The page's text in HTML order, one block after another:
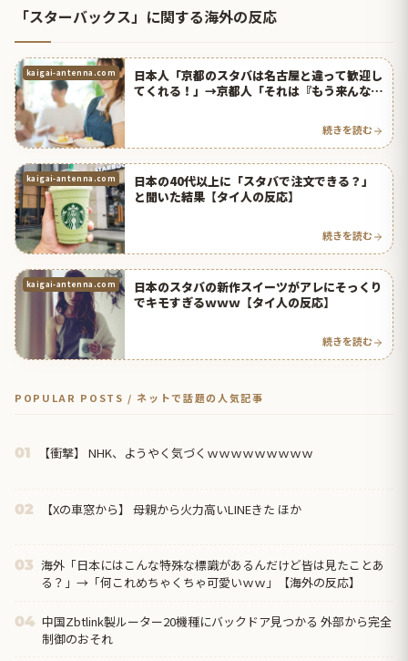
「スターバックス」に関する海外の反応
kaigai-antenna.com
日本人「京都のスタバは名古屋と違って歓迎し
てくれる！」→京都人「それは『もう来んなよ
続きを読む
kaigai-antenna.com
日本の40代以上に「スタバで注文できる？」
と聞いた結果【タイ人の反応】
続きを読む
kaigai-antenna.com
日本のスタバの新作スイーツがアレにそっくり
でキモすぎるｗｗｗ【タイ人の反応】
続きを読む
POPULAR POSTS / ネットで話題の人気記事
01 【衝撃】 NHK、ようやく気づくｗｗｗｗｗｗｗｗｗ
02 【Xの車窓から】 母親から火力高いLINEきた ほか
03 海外「日本にはこんな特殊な標識があるんだけど皆は見たことあ
る？」→「何これめちゃくちゃ可愛いｗｗ」【海外の反応】
04 中国Zbtlink製ルーター20機種にバックドア見つかる 外部から完全
制御のおそれ